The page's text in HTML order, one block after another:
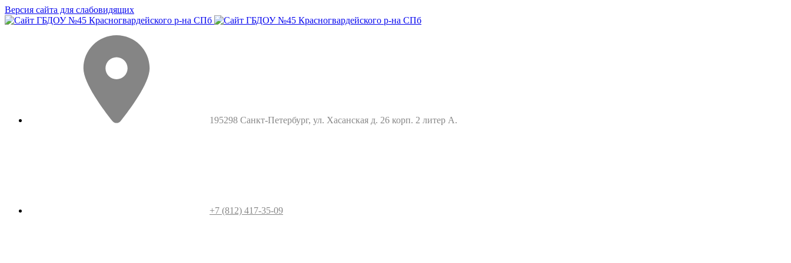
Версия сайта для слабовидящих
195298 Санкт-Петербург, ул. Хасанская д. 26 корп. 2 литер А.
+7 (812) 417-35-09